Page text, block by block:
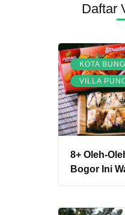
Daftar
KOTA
VILLA
8+ Oleh-
Bogor Ini